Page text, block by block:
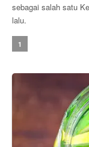
sebagai salah satu
lalu.
1